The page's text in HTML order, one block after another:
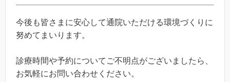
今後も皆さまに安心して通院いただける環境づくりに
努めてまいります。
診療時間や予約についてご不明点がございましたら、
お気軽にお問い合わせください。